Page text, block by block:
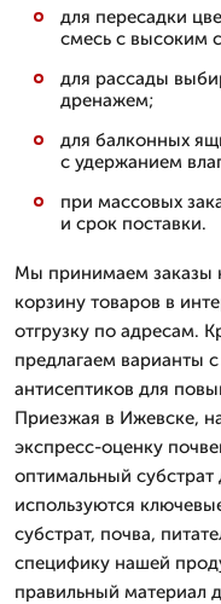
для пересадки
смесь с высоким
для рассады
дренажем;
для балконных
с удержанием
при массовых
и срок поставки.
Мы принимаем заказы
корзину товаров в
отгрузку по адресам.
предлагаем варианты
антисептиков для
Приезжая в Ижевске,
экспресс-оценку
оптимальный субстрат
используются
субстрат, почва,
специфику нашей
правильный материал